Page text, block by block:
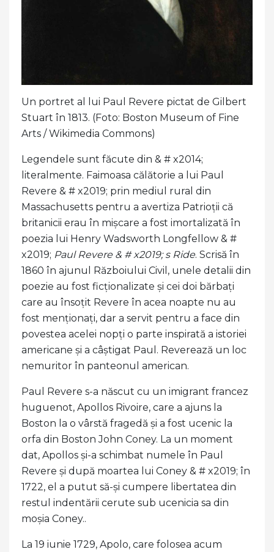
Un portret al lui Paul Revere pictat de Gilbert
Stuart în 1813. (Foto: Boston Museum of Fine
Arts / Wikimedia Commons)
Legendele sunt făcute din & # x2014;
literalmente. Faimoasa călătorie a lui Paul
Revere & # x2019; prin mediul rural din
Massachusetts pentru a avertiza Patrioții că
britanicii erau în mișcare a fost imortalizată în
poezia lui Henry Wadsworth Longfellow & #
x2019; Paul Revere & # x2019; s Ride. Scrisă în
1860 în ajunul Războiului Civil, unele detalii din
poezie au fost ficționalizate și cei doi bărbați
care au însoțit Revere în acea noapte nu au
fost menționați, dar a servit pentru a face din
povestea acelei nopți o parte inspirată a istoriei
americane și a câștigat Paul. Reverează un loc
nemuritor în panteonul american.
Paul Revere s-a născut cu un imigrant francez
huguenot, Apollos Rivoire, care a ajuns la
Boston la o vârstă fragedă și a fost ucenic la
orfa din Boston John Coney. La un moment
dat, Apollos și-a schimbat numele în Paul
Revere și după moartea lui Coney & # x2019; în
1722, el a putut să-și cumpere libertatea din
restul indentării cerute sub ucenicia sa din
moșia Coney..
La 19 iunie 1729, Apolo, care folosea acum